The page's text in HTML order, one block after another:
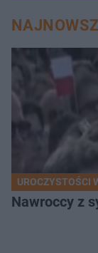
UROCZYSTOŚCI
Nawroccy z